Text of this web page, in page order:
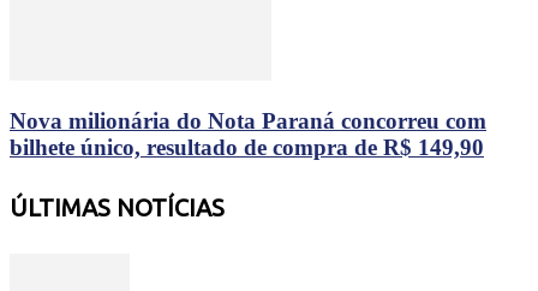
Nova milionária do Nota Paraná concorreu com
bilhete único, resultado de compra de R$ 149,90
ÚLTIMAS NOTÍCIAS